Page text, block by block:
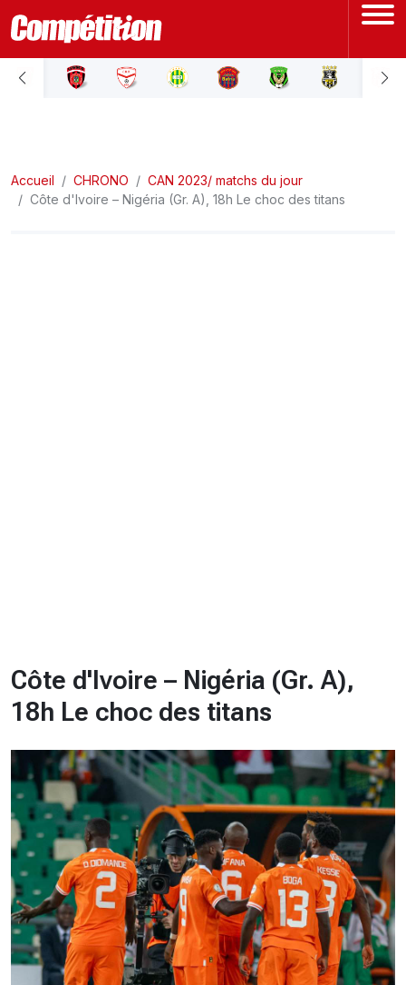
ACCUEIL
LIGUE 2
Accueil CHRONO
CAN 2023/ matchs du jour
Côte d'Ivoire – Nigéria (Gr. A), 18h Le choc des titans
Côte d'Ivoire – Nigéria (Gr. A),
18h Le choc des titans